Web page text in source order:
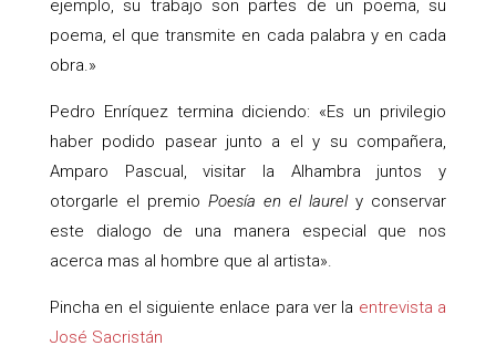
ejemplo, su trabajo son partes de un poema, su
poema, el que transmite en cada palabra y en cada
obra.»
Pedro Enríquez termina diciendo: «Es un privilegio
haber podido pasear junto a el y su compañera,
Amparo Pascual, visitar la Alhambra juntos y
otorgarle el premio Poesía en el laurel y conservar
este dialogo de una manera especial que nos
acerca mas al hombre que al artista».
Pincha en el siguiente enlace para ver la entrevista a
José Sacristán